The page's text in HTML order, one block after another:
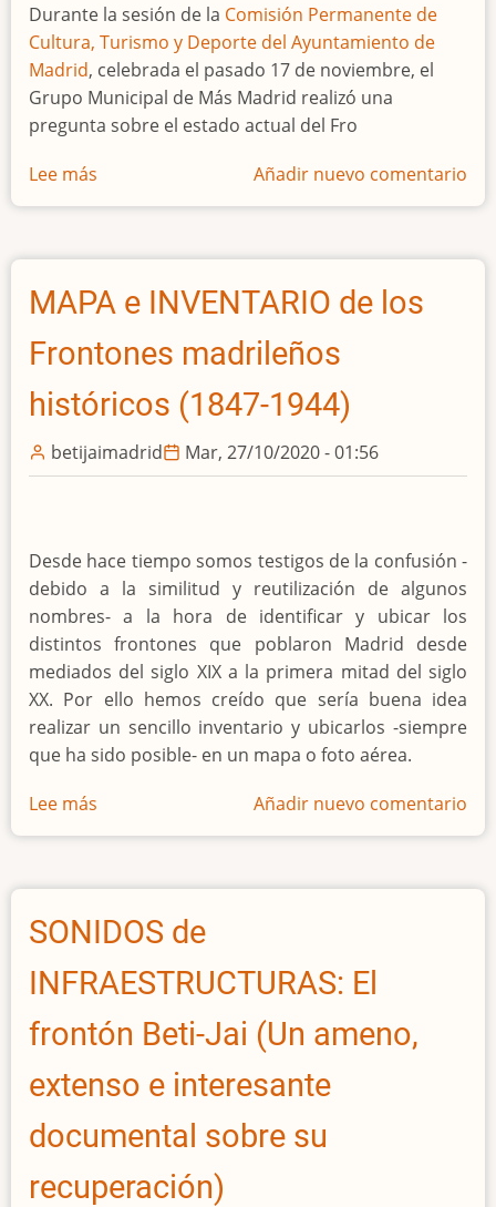
Durante la sesión de la Comisión Permanente de
Cultura, Turismo y Deporte del Ayuntamiento de
Madrid, celebrada el pasado 17 de noviembre, el
Grupo Municipal de Más Madrid realizó una
pregunta sobre el estado actual del Fro
Lee más
NOVEDADES
el
frontón
Beti-
Jai
en
la
Comisión
Permanente
de
y
Deporte
del
Ayuntamiento
de
Madrid
Añadir nuevo comentario
MAPA e INVENTARIO de los
Frontones madrileños
históricos (1847-1944)
betijaimadrid Mar, 27/10/2020 - 01:56
Desde hace tiempo somos testigos de la confusión -
debido a la similitud y reutilización de algunos
nombres- a la hora de identificar y ubicar los
distintos frontones que poblaron Madrid desde
mediados del siglo XIX a la primera mitad del siglo
XX. Por ello hemos creído que sería buena idea
realizar un sencillo inventario y ubicarlos -siempre
que ha sido posible- en un mapa o foto aérea.
Lee más
MAPA
INVENTARIO
de
los
Frontones
madrileños
históricos
(1847-
1944)
Añadir nuevo comentario
SONIDOS de
INFRAESTRUCTURAS: El
frontón Beti-Jai (Un ameno,
extenso e interesante
documental sobre su
recuperación)